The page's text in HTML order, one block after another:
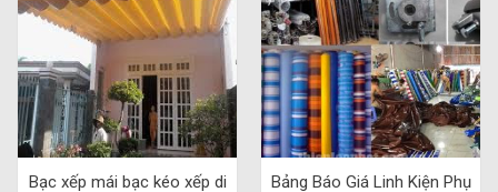
Bạc xếp mái bạc kéo xếp di
Bảng Báo Giá Linh Kiện Phụ